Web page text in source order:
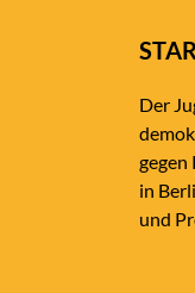
Der
gegen
in
und